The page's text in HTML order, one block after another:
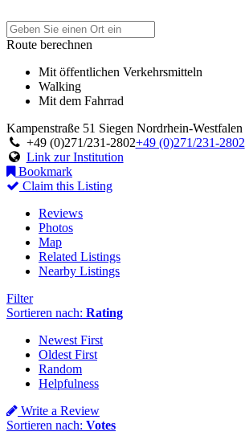
Route berechnen
Mit öffentlichen Verkehrsmitteln
Walking
Mit dem Fahrrad
Kampenstraße 51 Siegen Nordrhein-Westfalen
+49 (0)271/231-2802+49 (0)271/231-2802
Link zur Institution
Bookmark
Claim this Listing
Reviews
Photos
Map
Related Listings
Nearby Listings
Filter
Sortieren nach: Rating
Newest First
Oldest First
Random
Helpfulness
Write a Review
Sortieren nach: Votes